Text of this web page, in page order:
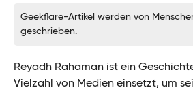
Geekflare-Artikel werden von
geschrieben.
Reyadh Rahaman ist ein
Vielzahl von Medien einsetzt, um